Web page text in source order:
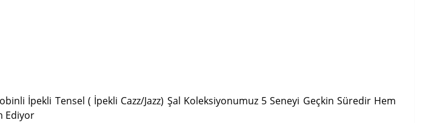
İpekli Tensel ( İpekli Cazz/Jazz) Şal Koleksiyonumuz 5 Seneyi Geçkin Süredir Hem
Ediyor